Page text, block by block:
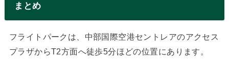
まとめ
フライトパークは、中部国際空港セントレアのアクセス
プラザからT2方面へ徒歩5分ほどの位置にあります。